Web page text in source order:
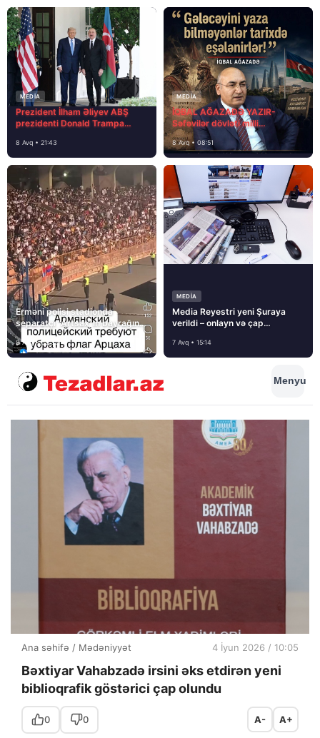
MEDİA
Prezident İlham Əliyev ABŞ
prezidenti Donald Trampa
8 Avq • 21:43
MEDİA
İQBAL AĞAZADƏ YAZIR-
Səfəvilər dövləti milli
dövlətdirmi?
8 Avq • 08:51
Erməni polisi stadionda
separatçı “Artsax”ın bayrağını
müsadirə etdi və…
8 Avq • 08:39
MEDİA
Media Reyestri yeni Şuraya
verildi – onlayn və çap
7 Avq • 15:14
Menyu
Ana səhifə / Mədəniyyət 4 İyun 2026 / 10:05
Bəxtiyar Vahabzadə irsini əks etdirən yeni
biblioqrafik göstərici çap olundu
0 0 A- A+